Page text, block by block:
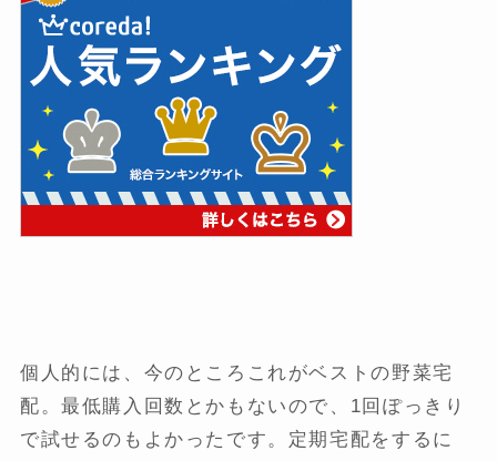
個人的には、今のところこれがベストの野菜宅
配。最低購入回数とかもないので、1回ぽっきり
で試せるのもよかったです。定期宅配をするに